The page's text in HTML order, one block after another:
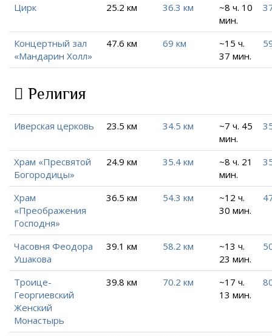
Цирк 25.2 км 36.3 км
~8 ч. 10
мин.
Концертный зал
«Мандарин Холл»
47.6 км 69 км
~15 ч.
37 мин.
Религия
Иверская церковь 23.5 км 34.5 км
~7 ч. 45
мин.
Храм «Пресвятой
Богородицы»
24.9 км 35.4 км
~8 ч. 21
мин.
Храм
«Преображения
Господня»
36.5 км 54.3 км
~12 ч.
30 мин.
Часовня Феодора
Ушакова
39.1 км 58.2 км
~13 ч.
23 мин.
Троице-
Георгиевский
Женский
Монастырь
39.8 км 70.2 км
~17 ч.
13 мин.